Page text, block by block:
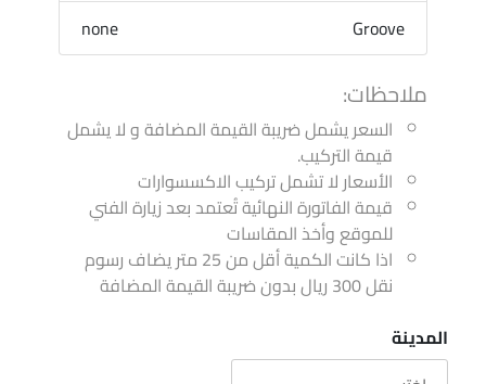
Groove
none
ملاحظات:
السعر يشمل ضريبة القيمة المضافة و لا يشمل
قيمة التركيب.
الأسعار لا تشمل تركيب الاكسسوارات
قيمة الفاتورة النهائية تُعتمد بعد زيارة الفني
للموقع وأخذ المقاسات
اذا كانت الكمية أقل من 25 متر يضاف رسوم
نقل 300 ريال بدون ضريبة القيمة المضافة
المدينة